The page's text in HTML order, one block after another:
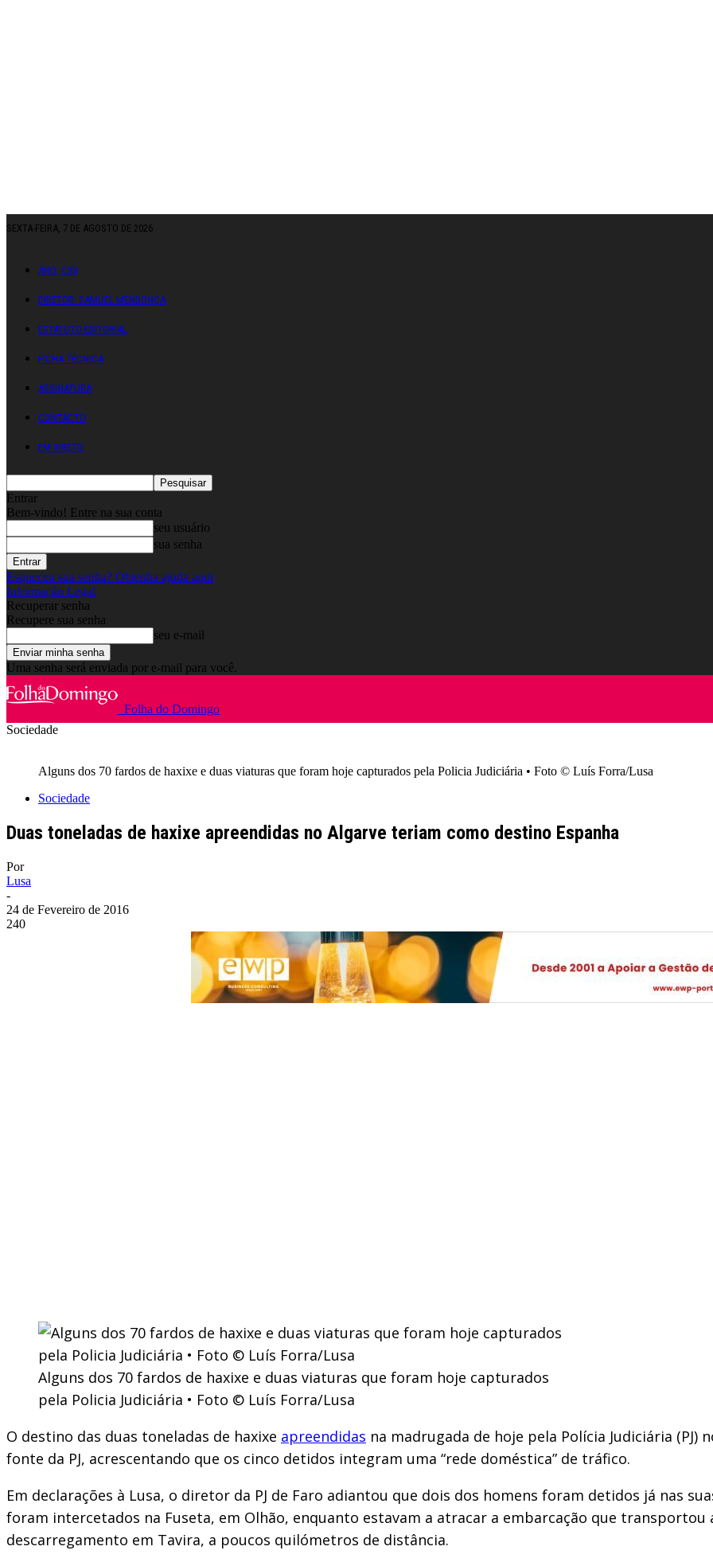
SEXTA-FEIRA, 7 DE AGOSTO DE 2026
ANO: CXII
DIRETOR: SAMUEL MENDONÇA
ESTATUTO EDITORIAL
FICHA TÉCNICA
ASSINATURA
CONTACTO
EM DIRETO
Entrar
Bem-vindo! Entre na sua conta
seu usuário
sua senha
Esqueceu sua senha? Obtenha ajuda aqui
Informação Legal
Recuperar senha
Recupere sua senha
seu e-mail
Uma senha será enviada por e-mail para você.
Folha do Domingo
Sociedade
Alguns dos 70 fardos de haxixe e duas viaturas que foram hoje capturados pela Policia Judiciária • Foto © Luís Forra/Lusa
Sociedade
Duas toneladas de haxixe apreendidas no Algarve teriam como destino Espanha
Por
Lusa
-
24 de Fevereiro de 2016
240
Alguns dos 70 fardos de haxixe e duas viaturas que foram hoje capturados
pela Policia Judiciária • Foto © Luís Forra/Lusa
O destino das duas toneladas de haxixe apreendidas na madrugada de hoje pela Polícia Judiciária (PJ)
fonte da PJ, acrescentando que os cinco detidos integram uma “rede doméstica” de tráfico.
Em declarações à Lusa, o diretor da PJ de Faro adiantou que dois dos homens foram detidos já nas
foram intercetados na Fuseta, em Olhão, enquanto estavam a atracar a embarcação que transportou
descarregamento em Tavira, a poucos quilómetros de distância.